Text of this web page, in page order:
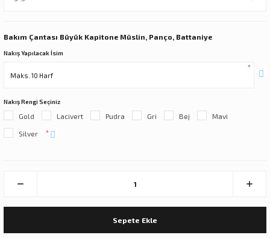
Bakım Çantası Büyük Kapitone Müslin, Panço, Battaniye
Nakış Yapılacak İsim
*
Nakış Rengi Seçiniz
Gold Lacivert Pudra Gri Bej Mavi
Silver *
Sepete Ekle